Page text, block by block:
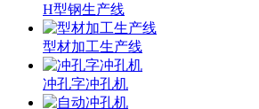
H型钢生产线
型材加工生产线
冲孔字冲孔机